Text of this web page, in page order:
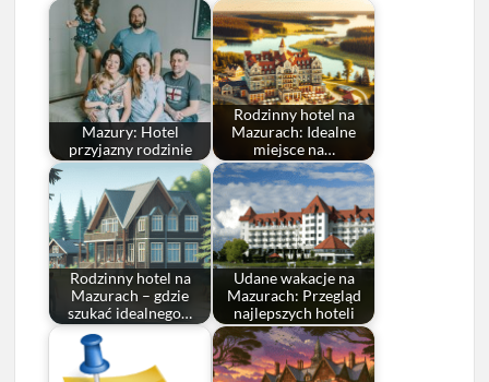
Mazury: Hotel
przyjazny rodzinie
Rodzinny hotel na
Mazurach: Idealne
miejsce na…
Rodzinny hotel na
Mazurach – gdzie
szukać idealnego…
Udane wakacje na
Mazurach: Przegląd
najlepszych hoteli